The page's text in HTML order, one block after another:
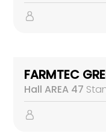
FARMTEC
Hall AREA 47